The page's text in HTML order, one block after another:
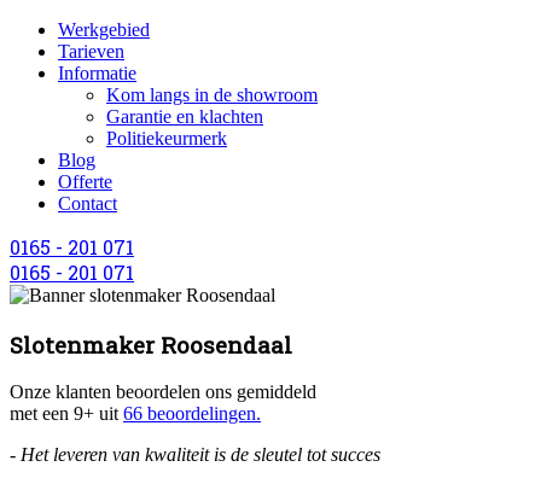
Werkgebied
Tarieven
Informatie
Kom langs in de showroom
Garantie en klachten
Politiekeurmerk
Blog
Offerte
Contact
0165 - 201 071
0165 - 201 071
Slotenmaker Roosendaal
Onze klanten beoordelen ons gemiddeld
met een 9+ uit66 beoordelingen.
- Het leveren van kwaliteit is de sleutel tot succes